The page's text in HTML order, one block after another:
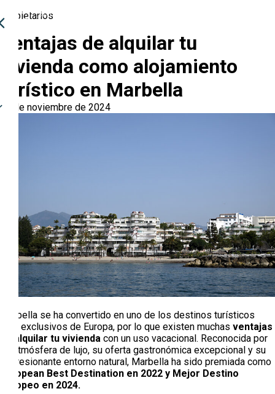
Propietarios
Ventajas de alquilar tu
vivienda como alojamiento
turístico en Marbella
08 de noviembre de 2024
Marbella se ha convertido en uno de los destinos turísticos
más exclusivos de Europa, por lo que existen muchas ventajas
en alquilar tu vivienda con un uso vacacional. Reconocida por
su atmósfera de lujo, su oferta gastronómica excepcional y su
impresionante entorno natural, Marbella ha sido premiada como
European Best Destination en 2022 y Mejor Destino
Europeo en 2024.